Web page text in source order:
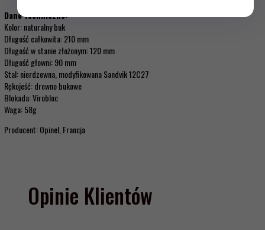
Dane techniczne:
Kolor: naturalny buk
Długość całkowita: 210 mm
Długość w stanie złożonym: 120 mm
Długość głowni: 90 mm
Stal: nierdzewna, modyfikowana Sandvik 12C27
Rękojeść: drewno bukowe
Blokada: Virobloc
Waga: 58g
Producent: Opinel, Francja
Opinie Klientów